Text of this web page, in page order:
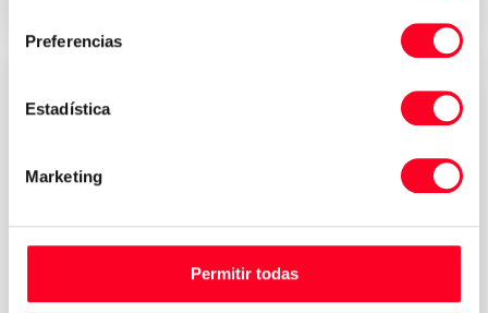
Preferencias
Estadística
Marketing
Permitir todas
MORI SEIKI